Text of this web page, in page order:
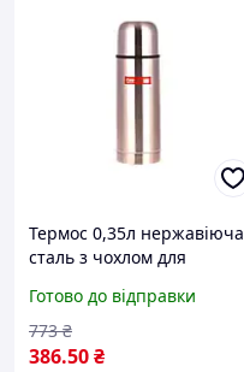
Термос 0,35л нержавіюча
сталь з чохлом для
з герметичним клапаном
Готово до відправки
386.50₴
773 ₴